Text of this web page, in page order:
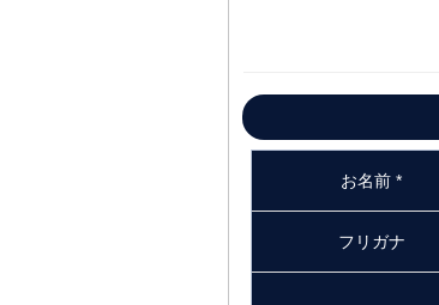
お名前 *
フリガナ